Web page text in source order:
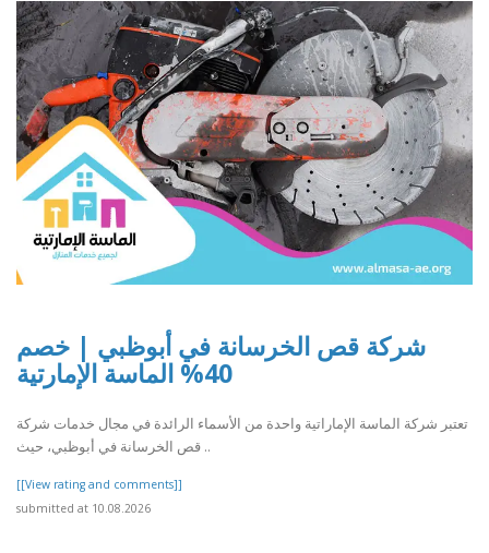
شركة قص الخرسانة في أبوظبي | خصم
40% الماسة الإمارتية
تعتبر شركة الماسة الإماراتية واحدة من الأسماء الرائدة في مجال خدمات شركة
قص الخرسانة في أبوظبي، حيث ..
[[View rating and comments]]
submitted at 10.08.2026